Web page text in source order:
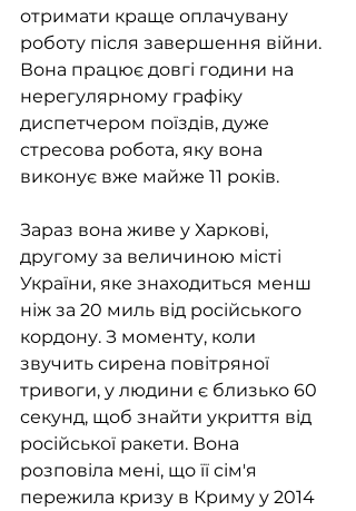
отримати краще оплачувану
роботу після завершення війни.
Вона працює довгі години на
нерегулярному графіку
диспетчером поїздів, дуже
стресова робота, яку вона
виконує вже майже 11 років.
Зараз вона живе у Харкові,
другому за величиною місті
України, яке знаходиться менш
ніж за 20 миль від російського
кордону. З моменту, коли
звучить сирена повітряної
тривоги, у людини є близько 60
секунд, щоб знайти укриття від
російської ракети. Вона
розповіла мені, що її сім'я
пережила кризу в Криму у 2014